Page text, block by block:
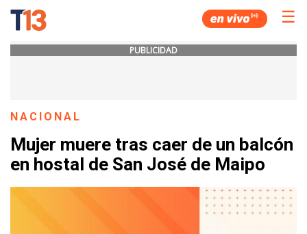
☰
PUBLICIDAD
NACIONAL
Mujer muere tras caer de un balcón
en hostal de San José de Maipo